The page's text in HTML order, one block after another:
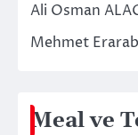
Ali Osman
Mehmet
Meal ve